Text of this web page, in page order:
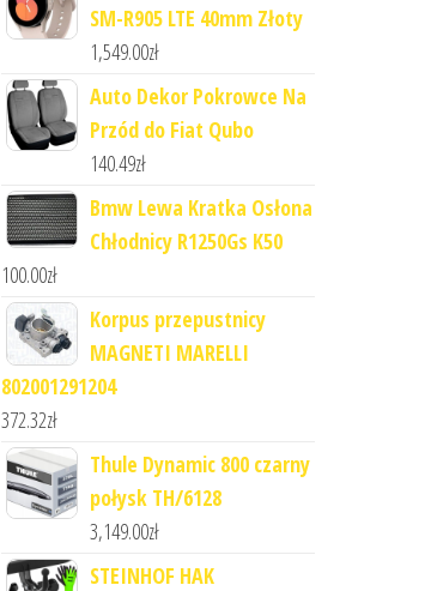
SM-R905 LTE 40mm Złoty
1,549.00zł
Auto Dekor Pokrowce Na
Przód do Fiat Qubo
140.49zł
Bmw Lewa Kratka Osłona
Chłodnicy R1250Gs K50
100.00zł
Korpus przepustnicy
MAGNETI MARELLI
802001291204
372.32zł
Thule Dynamic 800 czarny
połysk TH/6128
3,149.00zł
STEINHOF HAK